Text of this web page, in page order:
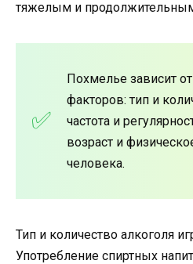
тяжелым и
Похмелье зависит
факторов: тип и
частота и
возраст и
человека.
Тип и количество алкоголя
Употребление спиртных